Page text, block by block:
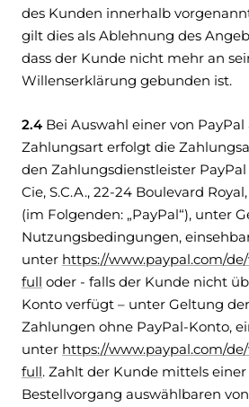
des Kunden innerhalb
gilt dies als Ablehnung des
dass der Kunde nicht mehr an
Willenserklärung gebunden ist.
2.4 Bei Auswahl einer von
Zahlungsart erfolgt die
den Zahlungsdienstleister PayPal
Cie, S.C.A., 22-24 Boulevard
(im Folgenden: „PayPal“), unter
Nutzungsbedingungen,
unter https://www.paypal.com/
full oder - falls der Kunde nicht
Konto verfügt – unter Geltung
Zahlungen ohne PayPal-Konto,
unter https://www.paypal.com/
full. Zahlt der Kunde mittels
Bestellvorgang auswählbaren